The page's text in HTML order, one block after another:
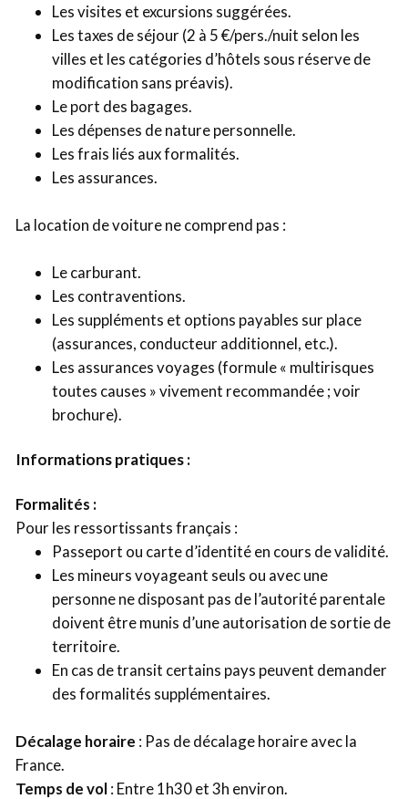
Les visites et excursions suggérées.
Les taxes de séjour (2 à 5 €/pers./nuit selon les
villes et les catégories d’hôtels sous réserve de
modification sans préavis).
Le port des bagages.
Les dépenses de nature personnelle.
Les frais liés aux formalités.
Les assurances.
La location de voiture ne comprend pas :
Le carburant.
Les contraventions.
Les suppléments et options payables sur place
(assurances, conducteur additionnel, etc.).
Les assurances voyages (formule « multirisques
toutes causes » vivement recommandée ; voir
brochure).
Informations pratiques :
Formalités :
Pour les ressortissants français :
Passeport ou carte d’identité en cours de validité.
Les mineurs voyageant seuls ou avec une
personne ne disposant pas de l’autorité parentale
doivent être munis d’une autorisation de sortie de
territoire.
En cas de transit certains pays peuvent demander
des formalités supplémentaires.
Décalage horaire : Pas de décalage horaire avec la
France.
Temps de vol: Entre 1h30 et 3h environ.